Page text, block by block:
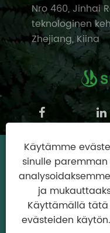
Nro 460, Jinhai
teknologinen
Zhejiang, Kiina
Copyright © 2025
Machine Co., Ltd.
Links|Sitemap|
Käytämme
sinulle paremman
ja
Käyttämällä
evästeiden käytön.